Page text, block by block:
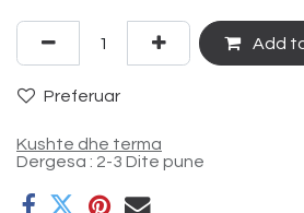
Add
Preferuar
Kushte dhe terma
Dergesa : 2-3 Dite pune